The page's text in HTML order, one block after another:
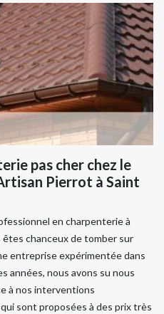
pas cher chez le
Pierrot à Saint
en charpenterie à
êtes chanceux de tomber sur
entreprise expérimentée dans
années, nous avons su nous
à nos interventions
sont proposées à des prix très